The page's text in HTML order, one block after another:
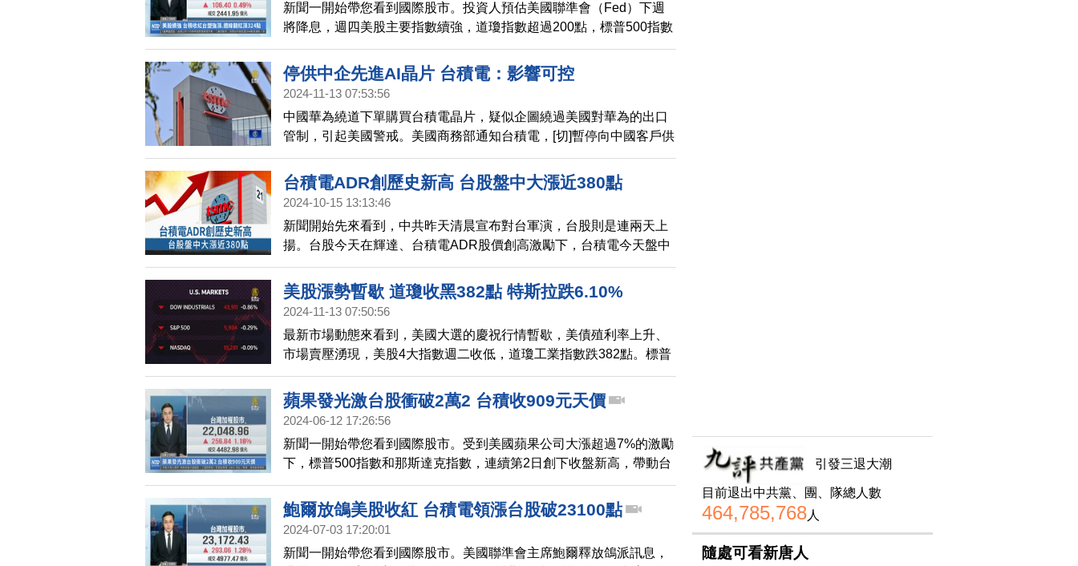
新聞一開始帶您看到國際股市。投資人預估美國聯準會（Fed）下週
將降息，週四美股主要指數續強，道瓊指數超過200點，標普500指數
連漲第4天，那斯達克指數漲1%，激勵台股表現。今天（13日）台股
收盤上漲106.4點，終場以21,759.65點作收；台積電收盤價947元上漲
7元、漲幅0.74%。受惠於國際油價大漲，台塑集團股價跌深強彈，台
周周線拉出紅K棒，上漲324.46點。
停供中企先進AI晶片 台積電：影響可控
2024-11-13 07:53:56
中國華為繞道下單購買台積電晶片，疑似企圖繞過美國對華為的出口
管制，引起美國警戒。美國商務部通知台積電，[切]暫停向中國客戶供
應先進人工智慧晶片，對此，台積電12日回應，影響可控。美系外資
最新報告指出，對台積電營收影響最多僅1％。
台積電ADR創歷史新高 台股盤中大漲近380點
2024-10-15 13:13:46
新聞開始先來看到，中共昨天清晨宣布對台軍演，台股則是連兩天上
揚。台股今天在輝達、台積電ADR股價創高激勵下，台積電今天盤中
上漲30元，來到1075元，鴻海勁揚超過4％，帶動台股今天開高走
高，盤中指數大漲近380點，一度突破9月底的高點。
美股漲勢暫歇 道瓊收黑382點 特斯拉跌6.10%
2024-11-13 07:50:56
最新市場動態來看到，美國大選的慶祝行情暫歇，美債殖利率上升、
市場賣壓湧現，美股4大指數週二收低，道瓊工業指數跌382點。標普
跌0.29%，費半指數跌0.93%，另外，電動車大廠特斯拉股價跌
6.10%，台積電ADR跌1.17%。
蘋果發光激台股衝破2萬2 台積收909元天價
2024-06-12 17:26:56
新聞一開始帶您看到國際股市。受到美國蘋果公司大漲超過7%的激勵
下，標普500指數和那斯達克指數，連續第2日創下收盤新高，帶動台
廠蘋概股表現。台股今天（12日）開高走高，終場大漲257點，收在
22048.96點、漲幅1.18%。櫃買指數也收漲1.06%。台積電收在909
元、漲26元，收盤及盤中都創下歷史新高。大立光2360元作收、漲
展、蘋果全球開發者大會落幕，市場重新關注美國經濟數據，包括美
鮑爾放鴿美股收紅 台積電領漲台股破23100點
2024-07-03 17:20:01
新聞一開始帶您看到國際股市。美國聯準會主席鮑爾釋放鴿派訊息，
引發三退大潮
目前退出中共黨、團、隊總人數
464,785,768人
隨處可看新唐人